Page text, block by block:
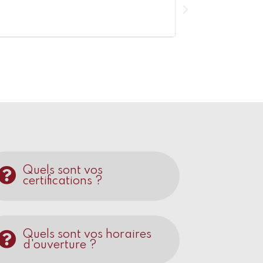
Quels sont vos
certifications ?
Quels sont vos horaires
d'ouverture ?